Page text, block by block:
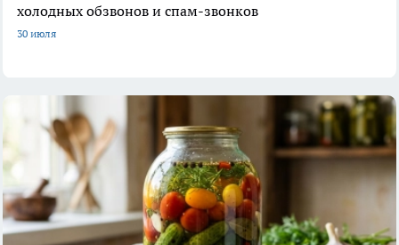
холодных обзвонов и спам-звонков
30 июля